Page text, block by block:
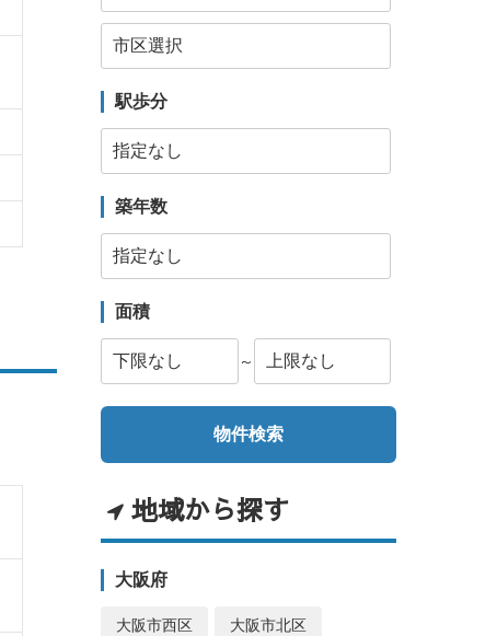
駅歩分
築年数
面積
～
地域から探す
大阪府
大阪市西区 大阪市北区